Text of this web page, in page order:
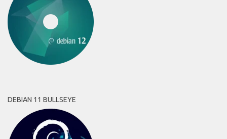
DEBIAN 11 BULLSEYE